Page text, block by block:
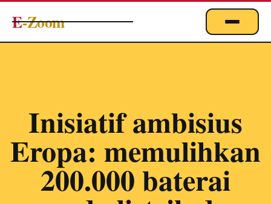
E-Zoom
EMPLOI
MARKETING & DIGITAL
TECHNOLOGIE
Inisiatif ambisius
Eropa: memulihkan
200.000 baterai